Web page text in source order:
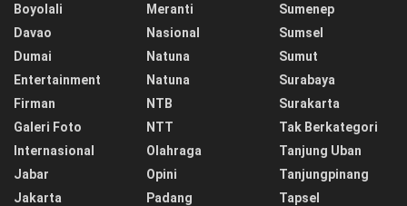
Boyolali
Davao
Dumai
Entertainment
Firman
Galeri Foto
Internasional
Jabar
Jakarta
Meranti
Nasional
Natuna
Natuna
NTB
NTT
Olahraga
Opini
Padang
Sumenep
Sumsel
Sumut
Surabaya
Surakarta
Tak Berkategori
Tanjung Uban
Tanjungpinang
Tapsel